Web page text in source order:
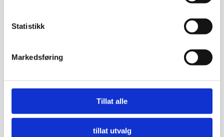
Statistikk
Markedsføring
Tillat alle
tillat utvalg
Vektor – Snø Vektor – Grå
999